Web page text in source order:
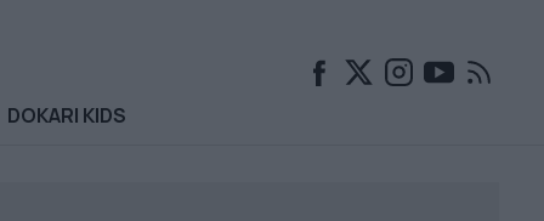
DOKARI KIDS